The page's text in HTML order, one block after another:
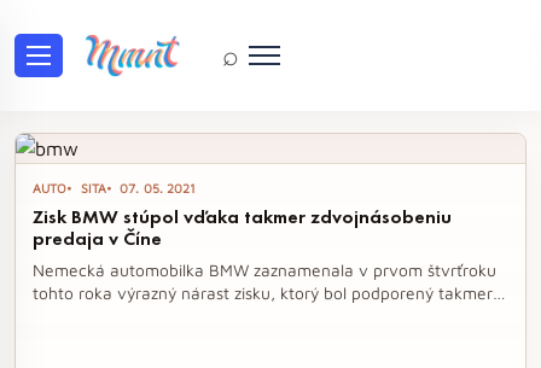
⌕
Tag: zisk
AUTO SITA 07. 05. 2021
Zisk BMW stúpol vďaka takmer zdvojnásobeniu
predaja v Číne
Nemecká automobilka BMW zaznamenala v prvom štvrťroku
tohto roka výrazný nárast zisku, ktorý bol podporený takmer